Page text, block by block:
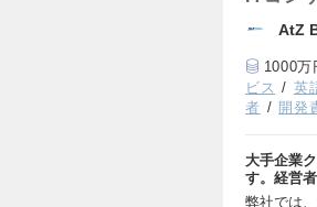
AtZ
1000万
ビス
英
者
開発
大手企業
す。経営
弊社では